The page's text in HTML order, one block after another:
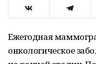
Ежегодная
онкологическое